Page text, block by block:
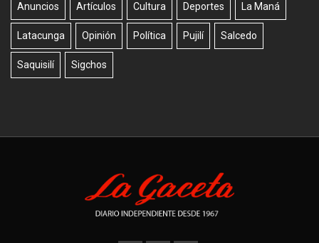
Anuncios Artículos Cultura Deportes La Maná
Latacunga Opinión Política Pujilí Salcedo
Saquisilí Sigchos